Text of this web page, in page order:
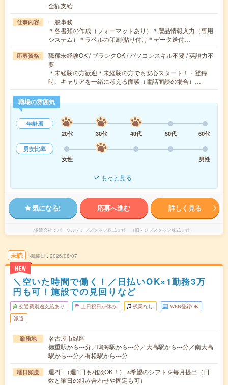
全額支給
仕事内容
一般事務
＊各書類の作成（フォーマットあり）＊製品情報入力（専用
システム）＊ラベルの印刷/貼り付け＊データ送付…
応募資格
職種未経験OK / ブランクOK / パソコンスキル不要 / 英語力不
要
＊未経験の方歓迎＊未経験の方でも安心スタート！・登録
時、キャリアを一緒に考える面談（電話面談の場合）…
職場の雰囲気
年齢層
20代
30代 40代 50代
60代
男女比率
女性
男性
もっと見る
気になる! 応募へ進む 詳しく見る
派遣会社 パーソルテンプスタッフ株式会社 （旧テンプスタッフ株式会社）
未読
NEW
掲載日 2026/08/07
＼空いた時間で働く！／日払いOK×1勤務3万
円も可！施設での見回りなど
交通費別途支給あり 土日祝日が休み 残業なし WEB登録OK
派遣
勤務地
名古屋市緑区
徳重駅から---分／鳴海駅から---分／大高駅から---分／南大高
駅から---分／有松駅から---分
曜日頻度
週2日（週1日も相談OK！） ※希望のシフトを毎月提出（日
数と曜日の組み合わせや固定も可）